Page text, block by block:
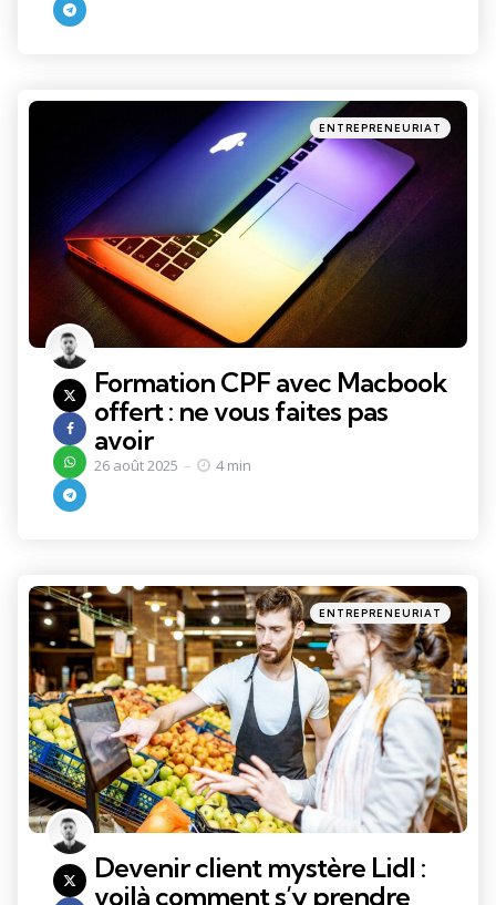
Categories
Posted
in
ENTREPRENEURIAT
Formation CPF avec Macbook
offert : ne vous faites pas
avoir
26 août 2025 4 min
Categories
Posted
in
ENTREPRENEURIAT
Devenir client mystère Lidl :
voilà comment s’y prendre